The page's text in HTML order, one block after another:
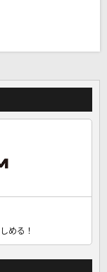
！
める！